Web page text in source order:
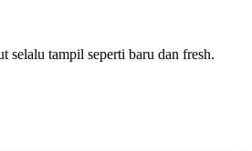
tampil seperti baru dan fresh.